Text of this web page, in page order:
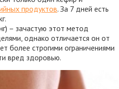
продуктов. За 7 дней есть
– зачастую этот метод
однако отличается он от
более строгими ограничениями
вред здоровью.